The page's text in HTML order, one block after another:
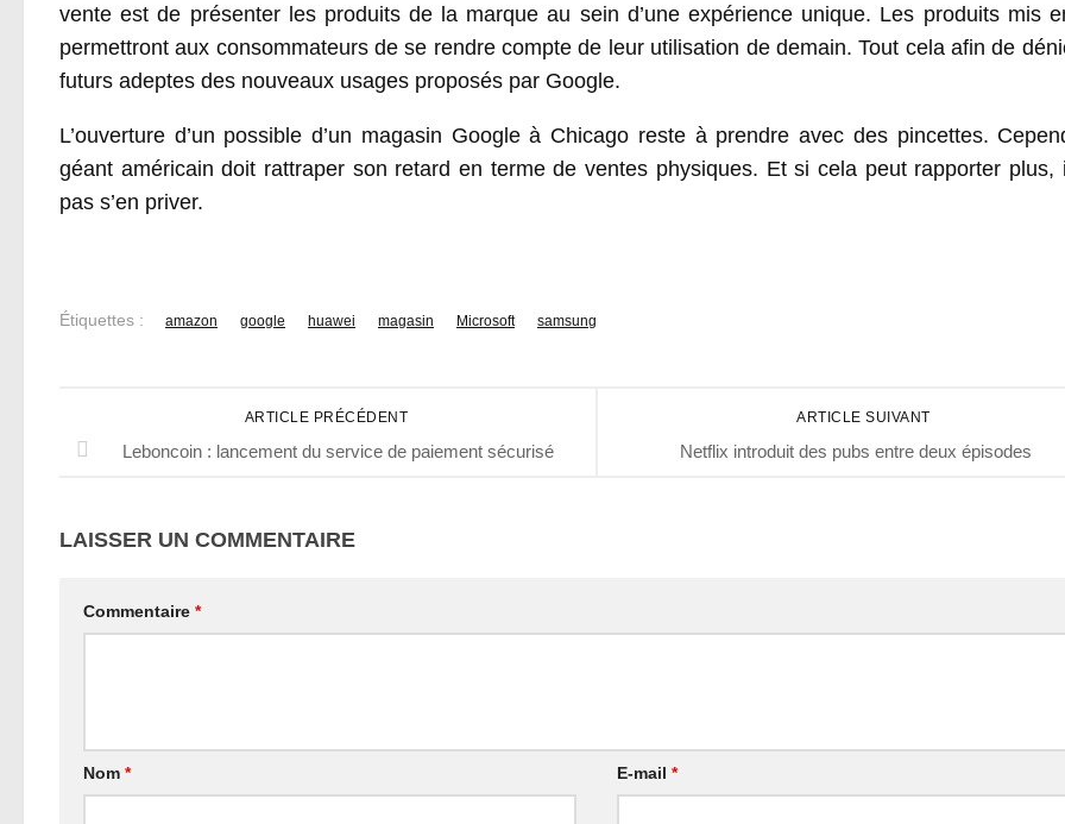
vente est de présenter les produits de la marque au sein d’une expérience unique. Les produits mis
permettront aux consommateurs de se rendre compte de leur utilisation de demain. Tout cela afin de
futurs adeptes des nouveaux usages proposés par Google.
L’ouverture d’un possible d’un magasin Google à Chicago reste à prendre avec des pincettes.
géant américain doit rattraper son retard en terme de ventes physiques. Et si cela peut rapporter plus,
pas s’en priver.
Étiquettes : amazon google huawei magasin Microsoft samsung
ARTICLE SUIVANT
Netflix introduit des pubs entre deux épisodes
ARTICLE PRÉCÉDENT
Leboncoin : lancement du service de paiement sécurisé
LAISSER UN COMMENTAIRE
Commentaire *
Nom * E-mail*